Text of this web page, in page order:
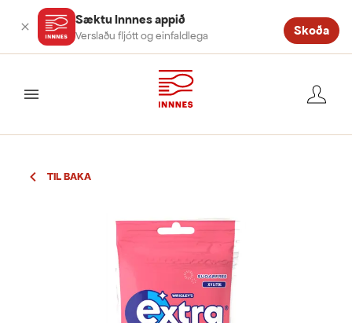
Sæktu Innnes appið
Verslaðu fljótt og einfaldlega Skoða
valmynd
TIL BAKA